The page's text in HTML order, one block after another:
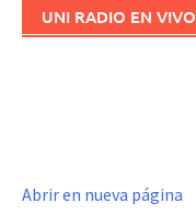
UNI RADIO EN VIVO
Abrir en nueva página